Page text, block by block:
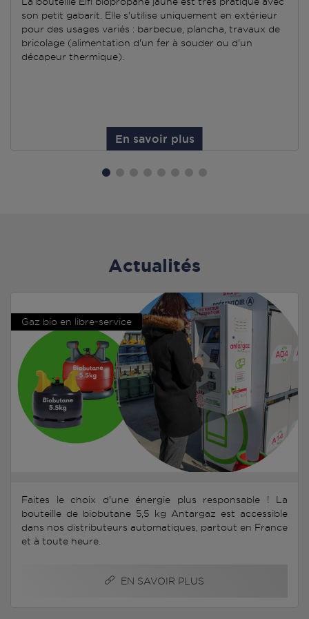
son petit gabarit. Elle s'utilise uniquement en extérieur
pour des usages variés : barbecue, plancha, travaux de
bricolage (alimentation d'un fer à souder ou d'un
décapeur thermique).
En savoir plus
Actualités
Gaz bio en libre-service
Faites le choix d'une énergie plus responsable ! La
bouteille de biobutane 5,5 kg Antargaz est accessible
dans nos distributeurs automatiques, partout en France
et à toute heure.
EN SAVOIR PLUS